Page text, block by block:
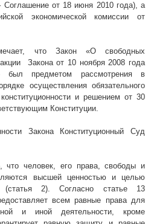
Соглашение от 18 июня 2010 года), а
экономической комиссии от
что Закон «О свободных
Закона от 10 ноября 2008 года
предметом рассмотрения в
осуществления обязательного
и решением от 30
Конституции.
Закона Конституционный Суд
что человек, его права, свободы и
высшей ценностью и целью
(статья 2). Согласно статье 13
всем равные права для
и иной деятельности, кроме